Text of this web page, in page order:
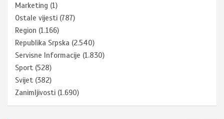
Marketing (1)
Ostale vijesti (787)
Region (1.166)
Republika Srpska (2.540)
Servisne Informacije (1.830)
Sport (528)
Svijet (382)
Zanimljivosti (1.690)